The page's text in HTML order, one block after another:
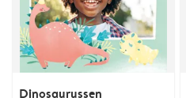
Dinosaurussen